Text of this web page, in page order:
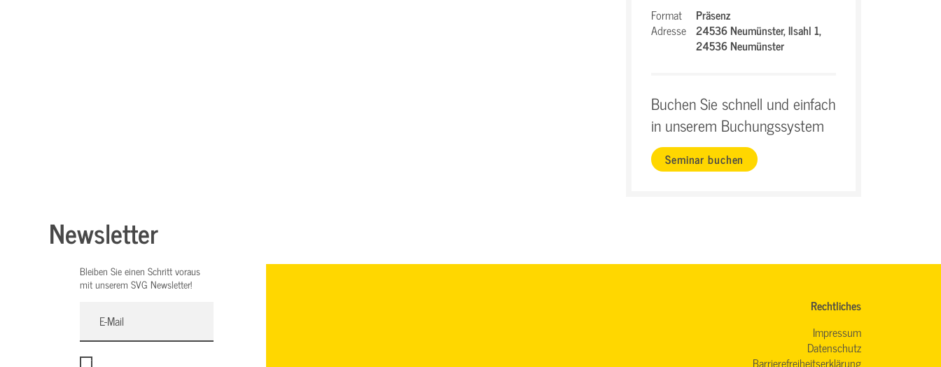
Format
Präsenz
Adresse 24536 Neumünster,Ilsahl 1,
24536 Neumünster
Buchen Sie schnell und einfach
in unserem Buchungssystem
Seminar buchen
Newsletter
Bleiben Sie einen Schritt voraus
mit unserem SVG Newsletter!
Rechtliches
Impressum
Datenschutz
Barrierefreiheitserklärung